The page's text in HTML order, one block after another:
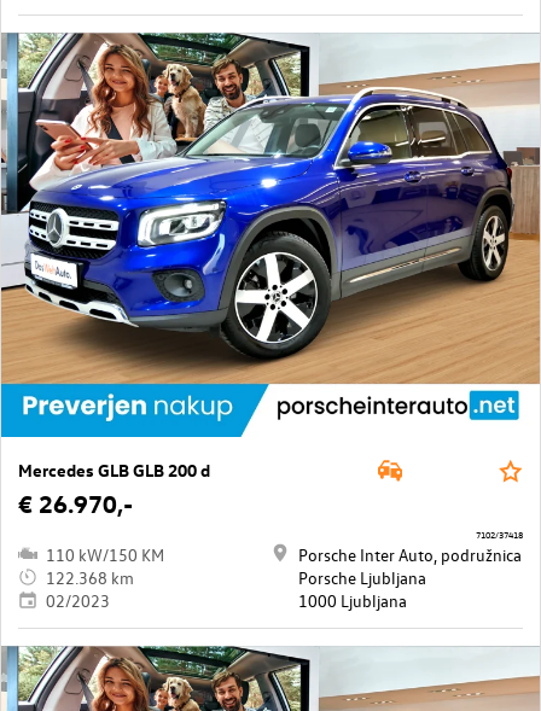
Mercedes GLB GLB 200 d
€ 26.970,-
110 kW/150 KM
122.368 km
02/2023
Porsche Inter Auto, podružnica
Porsche Ljubljana
1000 Ljubljana
7102/37418